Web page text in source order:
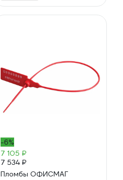
-6%
7 105 ₽
7 534 ₽
Пломбы ОФИСМАГ